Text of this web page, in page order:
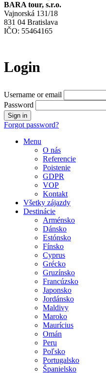
BARA tour, s.r.o.
Vajnorská 131/18
831 04 Bratislava
IČO: 55464165
Login
Username or email
Password
Forgot password?
Menu
O nás
Referencie
Poistenie
GDPR
VOP
Kontakt
Všetky zájazdy
Destinácie
Arménsko
Dánsko
Estónsko
Fínsko
Cyprus
Grécko
Gruzínsko
Francúzsko
Japonsko
Jordánsko
Maldivy
Maroko
Maurícius
Omán
Peru
Poľsko
Portugalsko
Španielsko